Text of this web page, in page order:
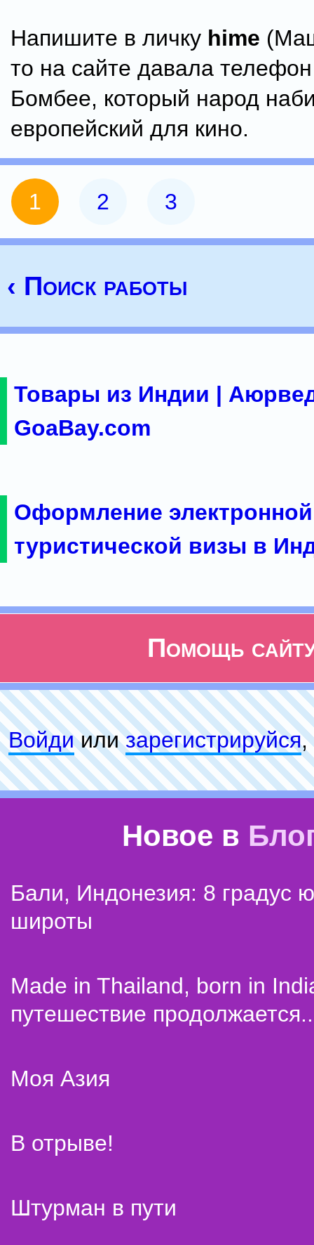
Напишите в личку hime
то на сайте давала
Бомбее, который народ
европейский для кино.
1 2 3
‹ Поиск работы
Товары из Индии |
GoaBay.com
Оформление электронной
туристической визы в
Помощь
Войдиилизарeгиcтpируйся,
Новое в
Бали, Индонезия: 8 градус
широты
Made in Thailand, born in
путешествие
Моя Азия
В отрыве!
Штурман в пути